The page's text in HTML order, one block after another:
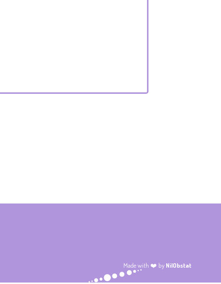
Made with ❤️ by NilObstat